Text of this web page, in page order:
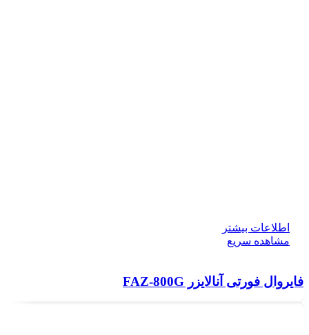
اطلاعات بیشتر
مشاهده سریع
فایروال فورتی آنالایزر FAZ-800G